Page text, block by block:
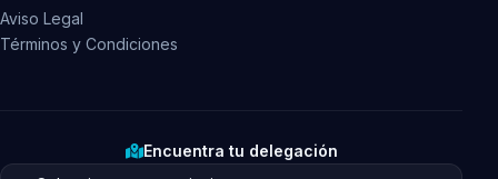
Aviso Legal
Términos y Condiciones
Encuentra tu delegación